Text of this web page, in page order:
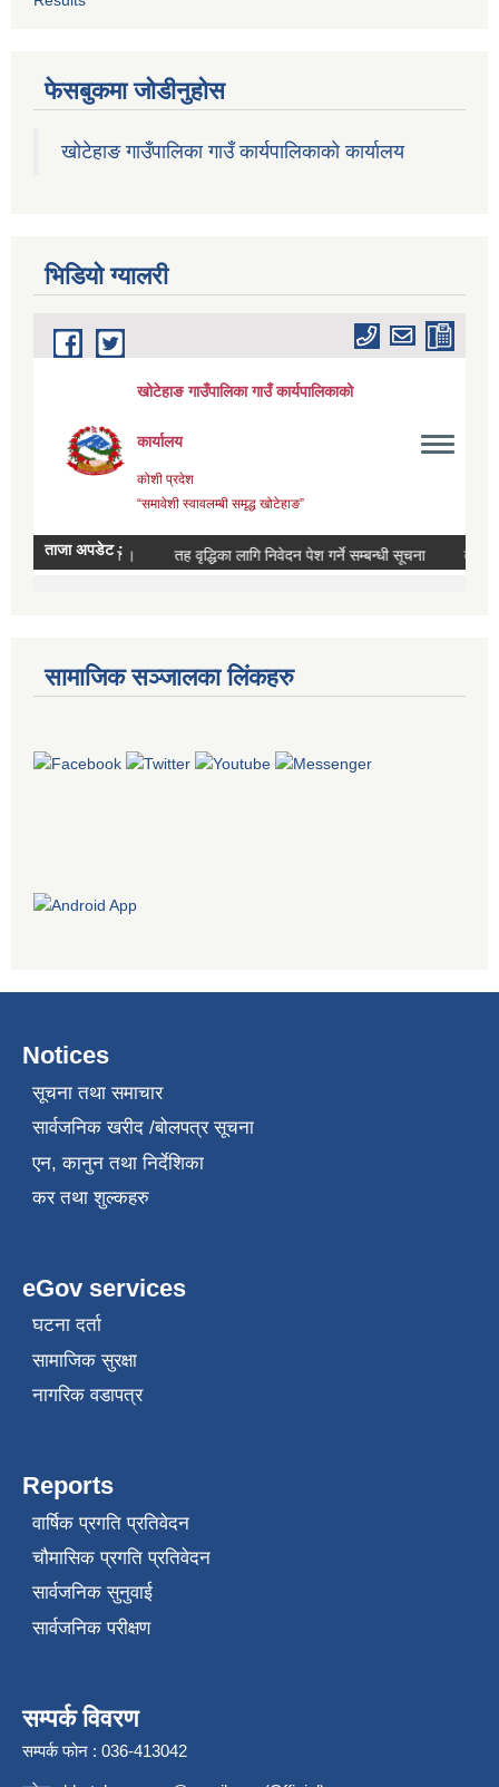
फेसबुकमा जोडीनुहोस
खोटेहाङ गाउँपालिका गाउँ कार्यपालिकाको कार्यालय
भिडियाे ग्यालरी
सामाजिक सञ्जालका लिंकहरु
Notices
सूचना तथा समाचार
सार्वजनिक खरीद /बोलपत्र सूचना
एन, कानुन तथा निर्देशिका
कर तथा शुल्कहरु
eGov services
घटना दर्ता
सामाजिक सुरक्षा
नागरिक वडापत्र
Reports
वार्षिक प्रगति प्रतिवेदन
चौमासिक प्रगति प्रतिवेदन
सार्वजनिक सुनुवाई
सार्वजनिक परीक्षण
सम्पर्क विवरण
सम्पर्क फोन : 036-413042